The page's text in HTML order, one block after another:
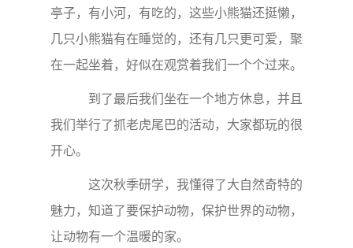
亭子，有小河，有吃的，这些小熊猫还挺懒，
几只小熊猫有在睡觉的，还有几只更可爱，聚
在一起坐着，好似在观赏着我们一个个过来。
到了最后我们坐在一个地方休息，并且
我们举行了抓老虎尾巴的活动，大家都玩的很
开心。
这次秋季研学，我懂得了大自然奇特的
魅力，知道了要保护动物，保护世界的动物，
让动物有一个温暖的家。